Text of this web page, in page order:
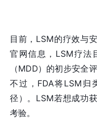
目前，LSM的疗效与
官网信息，LSM疗法
（MDD）的初步安全
不过，FDA将LSM归
径）。LSM若想成功
考验。